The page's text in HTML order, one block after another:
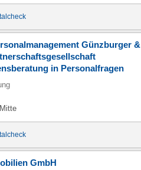
Günzburger &
in Personalfragen
GmbH